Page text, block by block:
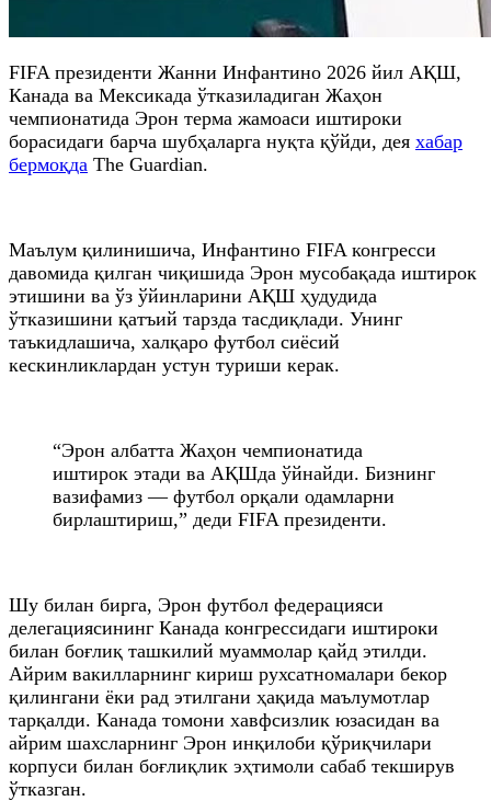
FIFA президенти Жанни Инфантино 2026 йил АҚШ,
Канада ва Мексикада ўтказиладиган Жаҳон
чемпионатида Эрон терма жамоаси иштироки
борасидаги барча шубҳаларга нуқта қўйди, дея хабар
бермоқда The Guardian.
Маълум қилинишича, Инфантино FIFA конгресси
давомида қилган чиқишида Эрон мусобақада иштирок
этишини ва ўз ўйинларини АҚШ ҳудудида
ўтказишини қатъий тарзда тасдиқлади. Унинг
таъкидлашича, халқаро футбол сиёсий
кескинликлардан устун туриши керак.
“Эрон албатта Жаҳон чемпионатида
иштирок этади ва АҚШда ўйнайди. Бизнинг
вазифамиз — футбол орқали одамларни
бирлаштириш,” деди FIFA президенти.
Шу билан бирга, Эрон футбол федерацияси
делегациясининг Канада конгрессидаги иштироки
билан боғлиқ ташкилий муаммолар қайд этилди.
Айрим вакилларнинг кириш рухсатномалари бекор
қилингани ёки рад этилгани ҳақида маълумотлар
тарқалди. Канада томони хавфсизлик юзасидан ва
айрим шахсларнинг Эрон инқилоби қўриқчилари
корпуси билан боғлиқлик эҳтимоли сабаб текширув
ўтказган.